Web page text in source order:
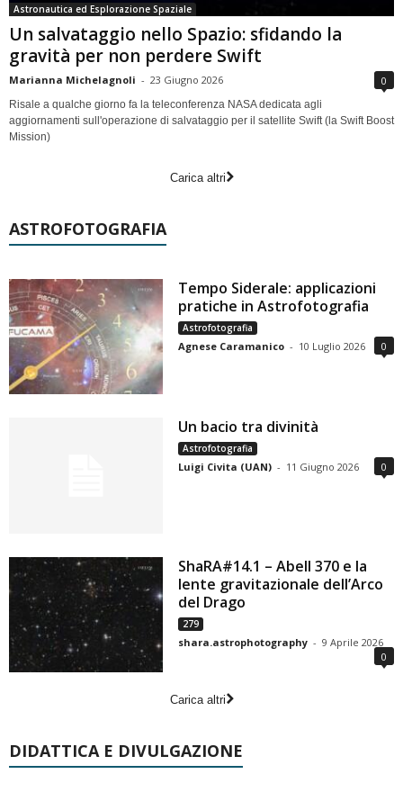
Astronautica ed Esplorazione Spaziale
Un salvataggio nello Spazio: sfidando la
gravità per non perdere Swift
Marianna Michelagnoli - 23 Giugno 2026 0
Risale a qualche giorno fa la teleconferenza NASA dedicata agli
aggiornamenti sull'operazione di salvataggio per il satellite Swift (la Swift Boost
Mission)
Carica altri
ASTROFOTOGRAFIA
Tempo Siderale: applicazioni
pratiche in Astrofotografia
Astrofotografia
Agnese Caramanico - 10 Luglio 2026 0
Un bacio tra divinità
Astrofotografia
Luigi Civita (UAN) - 11 Giugno 2026 0
ShaRA#14.1 – Abell 370 e la
lente gravitazionale dell’Arco
del Drago
279
shara.astrophotography - 9 Aprile 2026
0
Carica altri
DIDATTICA E DIVULGAZIONE